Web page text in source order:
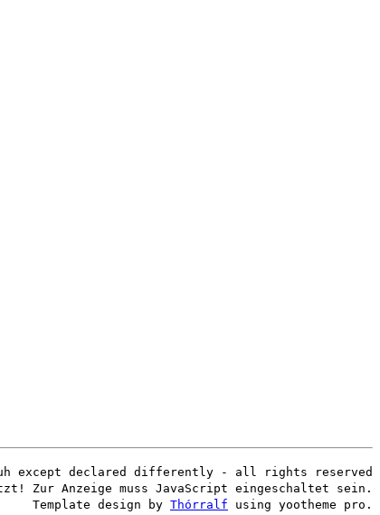
except declared differently - all rights reserved
Zur Anzeige muss JavaScript eingeschaltet sein.
Template design by Thórralf using yootheme pro.